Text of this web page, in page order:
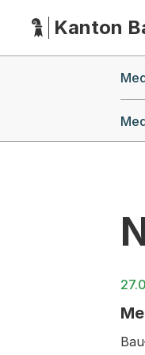
Hauptnavigation
Kanton